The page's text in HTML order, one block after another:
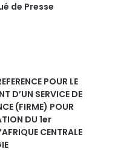
de Presse
POUR LE
D’UN SERVICE DE
(FIRME) POUR
DU 1er
CENTRALE